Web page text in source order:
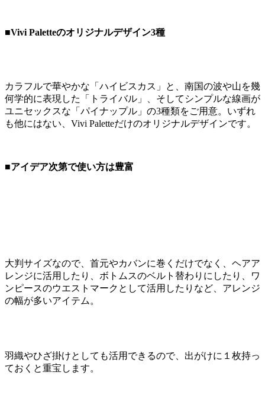
■Vivi Paletteのオリジナルデザイン3種
カラフルで華やかな「ハイビスカス」と、南国の波や山を幾
何学的に表現した「トライバル」、そしてシンプルな線画が
ユニセックスな「パイナップル」の3種類をご用意。いずれ
も他にはない、Vivi Paletteだけのオリジナルデザインです。
■アイデア次第で使い方は豊富
大判サイズなので、首元やカバンに巻くだけでなく、ヘアア
レンジに活用したり、ボトムスのベルト替わりにしたり、ワ
ンピースのウエストマークとして活用したりなど、アレンジ
の幅が多いアイテム。
羽織やひざ掛けとしても活用できるので、出がけに１枚持っ
ておくと重宝します。